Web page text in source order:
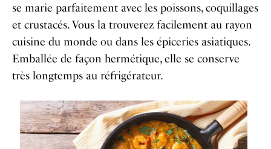
se marie parfaitement avec les poissons, coquillages
et crustacés. Vous la trouverez facilement au rayon
cuisine du monde ou dans les épiceries asiatiques.
Emballée de façon hermétique, elle se conserve
très longtemps au réfrigérateur.